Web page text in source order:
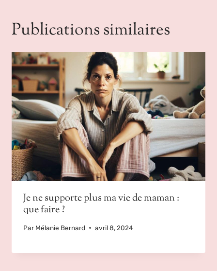
Publications similaires
Je ne supporte plus ma vie de maman :
que faire ?
Par Mélanie Bernard avril 8, 2024